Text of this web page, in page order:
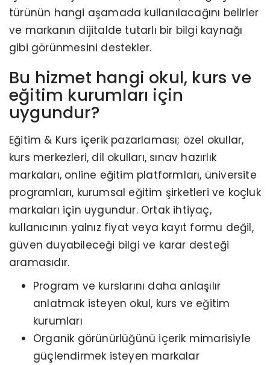
türünün hangi aşamada kullanılacağını belirler
ve markanın dijitalde tutarlı bir bilgi kaynağı
gibi görünmesini destekler.
Bu hizmet hangi okul, kurs ve
eğitim kurumları için
uygundur?
Eğitim & Kurs içerik pazarlaması; özel okullar,
kurs merkezleri, dil okulları, sınav hazırlık
markaları, online eğitim platformları, üniversite
programları, kurumsal eğitim şirketleri ve koçluk
markaları için uygundur. Ortak ihtiyaç,
kullanıcının yalnız fiyat veya kayıt formu değil,
güven duyabileceği bilgi ve karar desteği
aramasıdır.
Program ve kurslarını daha anlaşılır
anlatmak isteyen okul, kurs ve eğitim
kurumları
Organik görünürlüğünü içerik mimarisiyle
güçlendirmek isteyen markalar